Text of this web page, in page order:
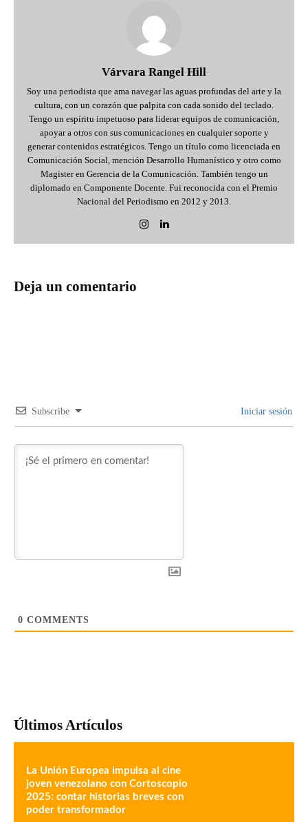
Várvara Rangel Hill
Soy una periodista que ama navegar las aguas profundas del arte y la
cultura, con un corazón que palpita con cada sonido del teclado.
Tengo un espíritu impetuoso para liderar equipos de comunicación,
apoyar a otros con sus comunicaciones en cualquier soporte y
generar contenidos estratégicos. Tengo un título como licenciada en
Comunicación Social, mención Desarrollo Humanístico y otro como
Magister en Gerencia de la Comunicación. También tengo un
diplomado en Componente Docente. Fui reconocida con el Premio
Nacional del Periodismo en 2012 y 2013.
Deja un comentario
Subscribe Iniciar sesión
0 COMMENTS
Últimos Artículos
La Unión Europea impulsa al cine
joven venezolano con Cortoscopio
2025: contar historias breves con
poder transformador